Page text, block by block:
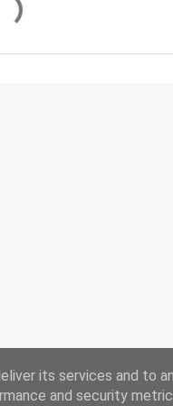
its services and to
and security